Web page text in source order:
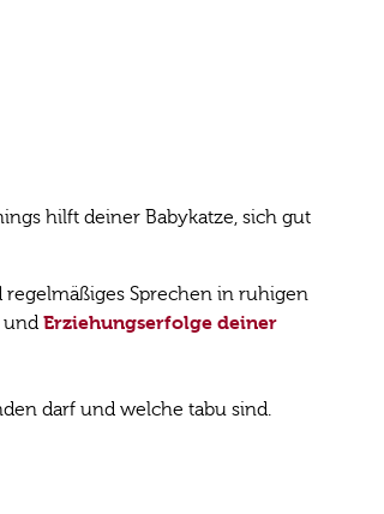
hilft deiner Babykatze, sich gut
regelmäßiges Sprechen in ruhigen
und Erziehungserfolge deiner
darf und welche tabu sind.